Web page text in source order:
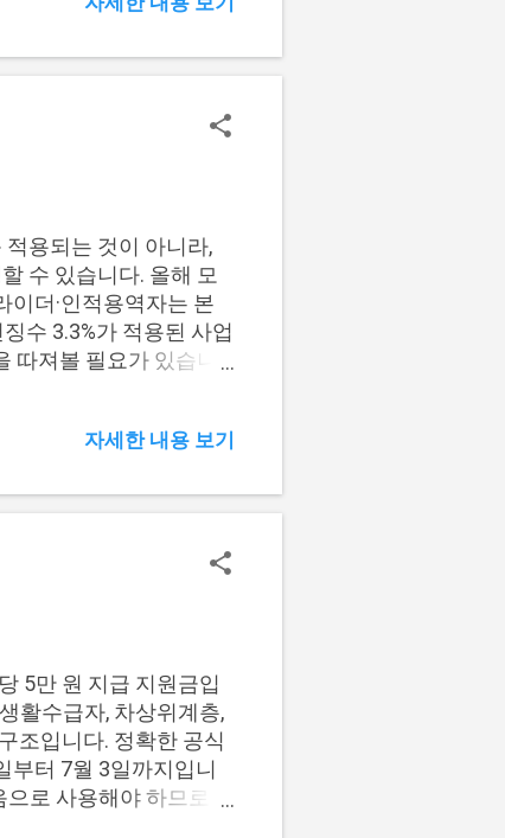
매계약 체결 여부와 계약
봐야 합니다. 마감 전
구분: 보완 기준 누락 방
율 계산이나 잔금 기
습니다. 조정대상지역
용되는 것이 아니라,
수 있습니다. 올해 모
이더·인적용역자는 본
수 3.3%가 적용된 사업
져볼 필요가 있습니
안내문 확인 5. 환급금
다. 신고 후 최종 세액
정세액보다 많은 원천
프리랜서라고 해서
준 보기 전체 환급 기
구분할 수 있습니다. 환
수 여부가 더 중요합니
자세한 내용 보기
5만 원 지급 지원금입
활수급자, 차상위계층,
조입니다. 정확한 공식
부터 7월 3일까지입니
로 사용해야 하므로